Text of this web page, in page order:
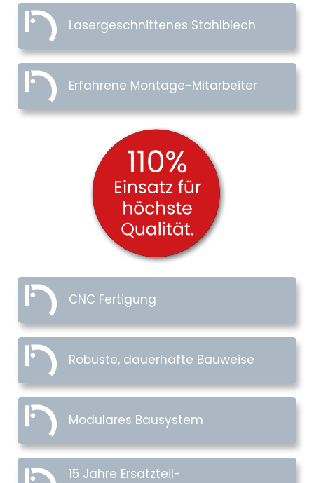
Lasergeschnittenes Stahlblech
Erfahrene Montage-Mitarbeiter
CNC Fertigung
Robuste, dauerhafte Bauweise
Modulares Bausystem
15 Jahre Ersatzteil-